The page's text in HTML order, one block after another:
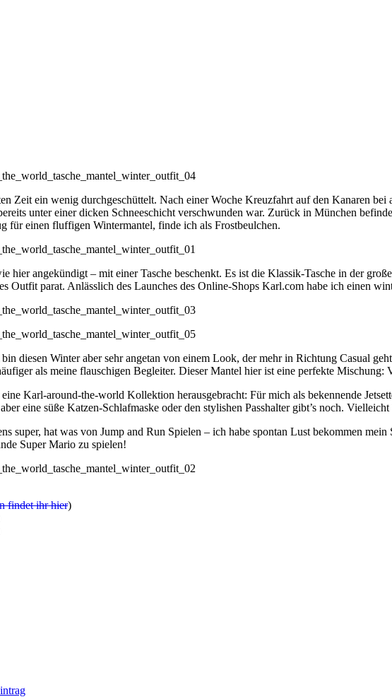
Zeit ein wenig durchgeschüttelt. Nach einer Woche Kreuzfahrt auf den Kanaren
unter einer dicken Schneeschicht verschwunden war. Zurück in München
für einen fluffigen Wintermantel, finde ich als Frostbeulchen.
hier angekündigt – mit einer Tasche beschenkt. Es ist die Klassik-Tasche in der
Outfit parat. Anlässlich des Launches des Online-Shops Karl.com habe ich einen
diesen Winter aber sehr angetan von einem Look, der mehr in Richtung Casual
als meine flauschigen Begleiter. Dieser Mantel hier ist eine perfekte Mischung:
Karl-around-the-world Kollektion herausgebracht: Für mich als bekennende
eine süße Katzen-Schlafmaske oder den stylishen Passhalter gibt’s noch.
super, hat was von Jump and Run Spielen – ich habe spontan Lust bekommen
Super Mario zu spielen!
findet ihr hier)